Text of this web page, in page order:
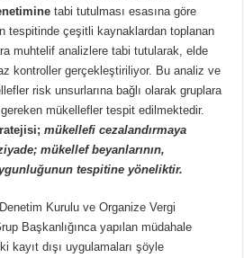
tabi tutulması esasına göre
tespitinde çeşitli kaynaklardan toplanan
muhtelif analizlere tabi tutularak, elde
kontroller gerçekleştiriliyor. Bu analiz ve
risk unsurlarına bağlı olarak gruplara
mükellefler tespit edilmektedir.
mükellefi cezalandırmaya
mükellef beyanlarının,
tespitine yöneliktir.
Kurulu ve Organize Vergi
Başkanlığınca yapılan müdahale
kayıt dışı uygulamaları şöyle